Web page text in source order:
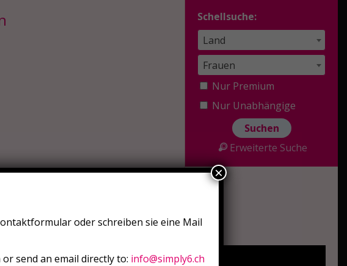
Schellsuche:
Land
Frauen
Nur Premium
Nur Unabhängige
Erweiterte Suche
oder schreiben sie eine Mail
send an email directly to: info@simply6.ch
×